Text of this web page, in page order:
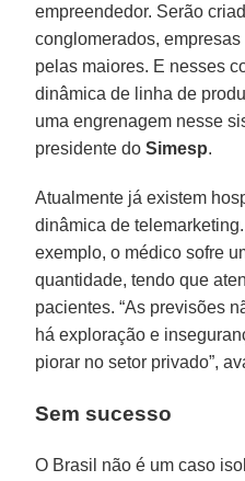
empreendedor. Serão
conglomerados,
pelas maiores. E nesses
dinâmica de linha de
uma engrenagem nesse
presidente doSimesp.
Atualmente já existem
dinâmica de
exemplo, o médico sofre
quantidade, tendo que
pacientes. “As previsões
há exploração e
piorar no setor privado”,
Sem sucesso
O Brasil não é um caso